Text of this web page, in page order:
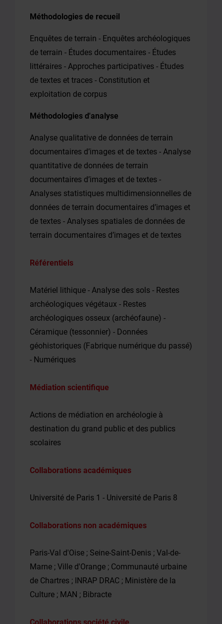
Méthodologies de recueil
Enquêtes de terrain - Enquêtes archéologiques
de terrain - Études documentaires - Études
littéraires - Approches participatives - Études
de textes et traces - Constitution et
exploitation de corpus
Méthodologies d'analyse
Analyse qualitative de données de terrain
documentaires d’images et de textes - Analyse
quantitative de données de terrain
documentaires d’images et de textes -
Analyses statistiques multidimensionnelles de
données de terrain documentaires d’images et
de textes - Analyses spatiales de données de
terrain documentaires d’images et de textes
Référentiels
Matériel lithique - Analyse des sols - Restes
archéologiques végétaux - Restes
archéologiques osseux (archéofaune) -
Céramique (tessonnier) - Données
géohistoriques (Fabrique numérique du passé)
- Numériques
Médiation scientifique
Actions de médiation en archéologie à
destination du grand public et des publics
scolaires
Collaborations académiques
Université de Paris 1 - Université de Paris 8
Collaborations non académiques
Paris-Val d'Oise ; Seine-Saint-Denis ; Val-de-
Marne ; Ville d'Orange ; Communauté urbaine
de Chartres ; INRAP DRAC ; Ministère de la
Culture ; MAN ; Bibracte